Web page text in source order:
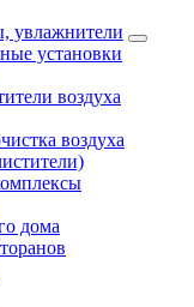
увлажнители
установки
воздуха
воздуха
дома